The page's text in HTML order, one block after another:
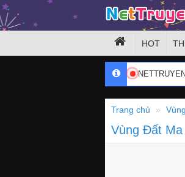
HOT
Trang chủ
Vùng Đất Ma